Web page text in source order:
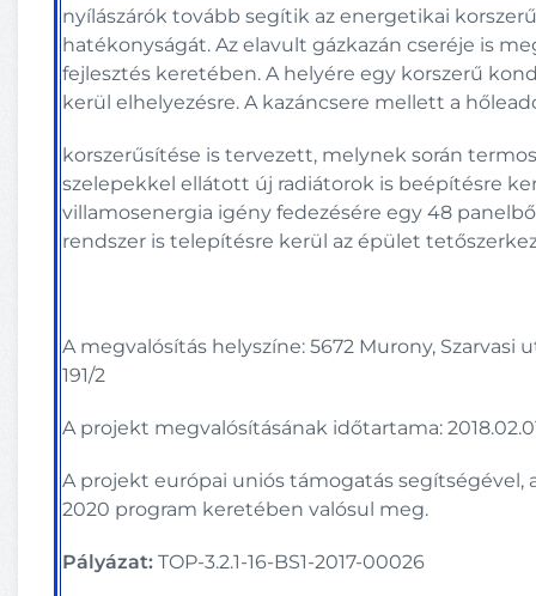
nyílászárók tovább segítik az energetikai
hatékonyságát. Az elavult gázkazán cseréje is
fejlesztés keretében. A helyére egy korszerű
kerül elhelyezésre. A kazáncsere mellett a
korszerűsítése is tervezett, melynek során
szelepekkel ellátott új radiátorok is beépítésre
villamosenergia igény fedezésére egy 48
rendszer is telepítésre kerül az épület
A megvalósítás helyszíne: 5672 Murony, Szarvasi
191/2
A projekt megvalósításának időtartama:
A projekt európai uniós támogatás segítségével,
2020 program keretében valósul meg.
Pályázat: TOP-3.2.1-16-BS1-2017-00026